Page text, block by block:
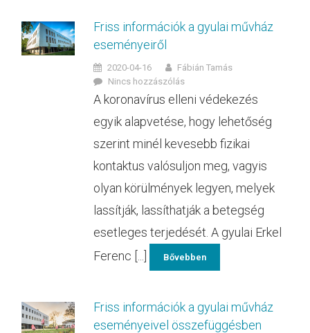
Friss információk a gyulai művház
eseményeiről
2020-04-16
Fábián Tamás
Nincs hozzászólás
A koronavírus elleni védekezés
egyik alapvetése, hogy lehetőség
szerint minél kevesebb fizikai
kontaktus valósuljon meg, vagyis
olyan körülmények legyen, melyek
lassítják, lassíthatják a betegség
esetleges terjedését. A gyulai Erkel
Ferenc [...]
Bővebben
Friss információk a gyulai művház
eseményeivel összefüggésben